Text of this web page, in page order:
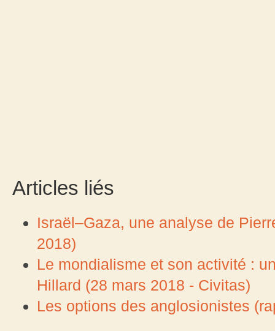
Articles liés
Israël–Gaza, une analyse de
2018)
Le mondialisme et son activité :
Hillard (28 mars 2018 - Civitas)
Les options des anglosionistes